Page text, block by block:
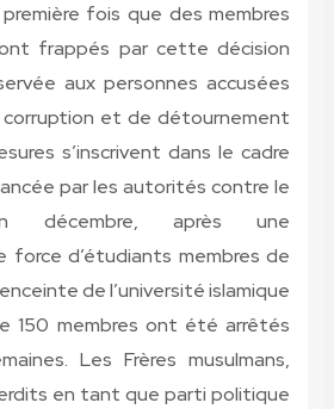
première fois que des membres
frappés par cette décision
aux personnes accusées
corruption et de détournement
s’inscrivent dans le cadre
par les autorités contre le
décembre, après une
force d’étudiants membres de
de l’université islamique
150 membres ont été arrêtés
Les Frères musulmans,
en tant que parti politique